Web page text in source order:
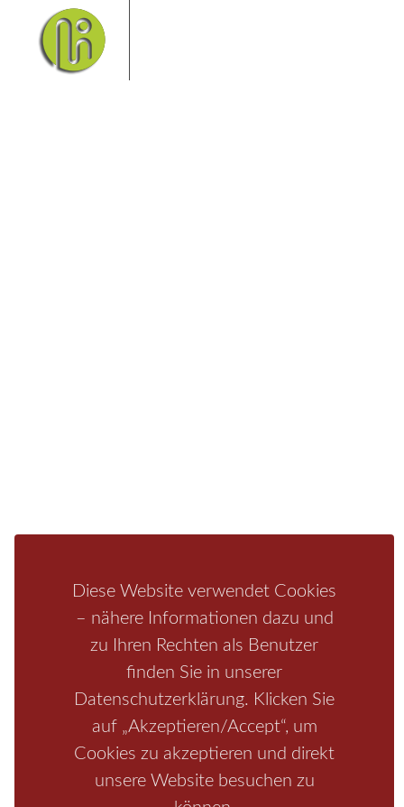
Diese Website verwendet Cookies
– nähere Informationen dazu und
zu Ihren Rechten als Benutzer
finden Sie in unserer
Datenschutzerklärung. Klicken Sie
auf „Akzeptieren/Accept“, um
Cookies zu akzeptieren und direkt
unsere Website besuchen zu
Region / Fragen+Antworten / Unterkunft / Aktivitäten
Kontakt / Impressum